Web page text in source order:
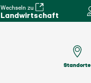
Wechseln zu
Landwirtschaft
Standorte